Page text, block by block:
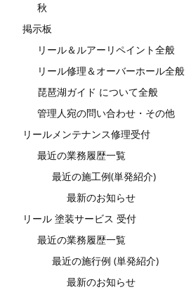
秋
掲示板
リール＆ルアーリペイント全般
リール修理＆オーバーホール全般
琵琶湖ガイド について全般
管理人宛の問い合わせ・その他
リールメンテナンス修理受付
最近の業務履歴一覧
最近の施工例(単発紹介)
最新のお知らせ
リール 塗装サービス 受付
最近の業務履歴一覧
最近の施行例 (単発紹介)
最新のお知らせ